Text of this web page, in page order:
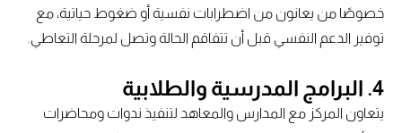
خصوصًا من يعانون من اضطرابات نفسية أو ضغوط حياتية، مع
توفير الدعم النفسي قبل أن تتفاقم الحالة وتصل لمرحلة التعاطي.
4. البرامج المدرسية والطلابية
يتعاون المركز مع المدارس والمعاهد لتنفيذ ندوات ومحاضرات